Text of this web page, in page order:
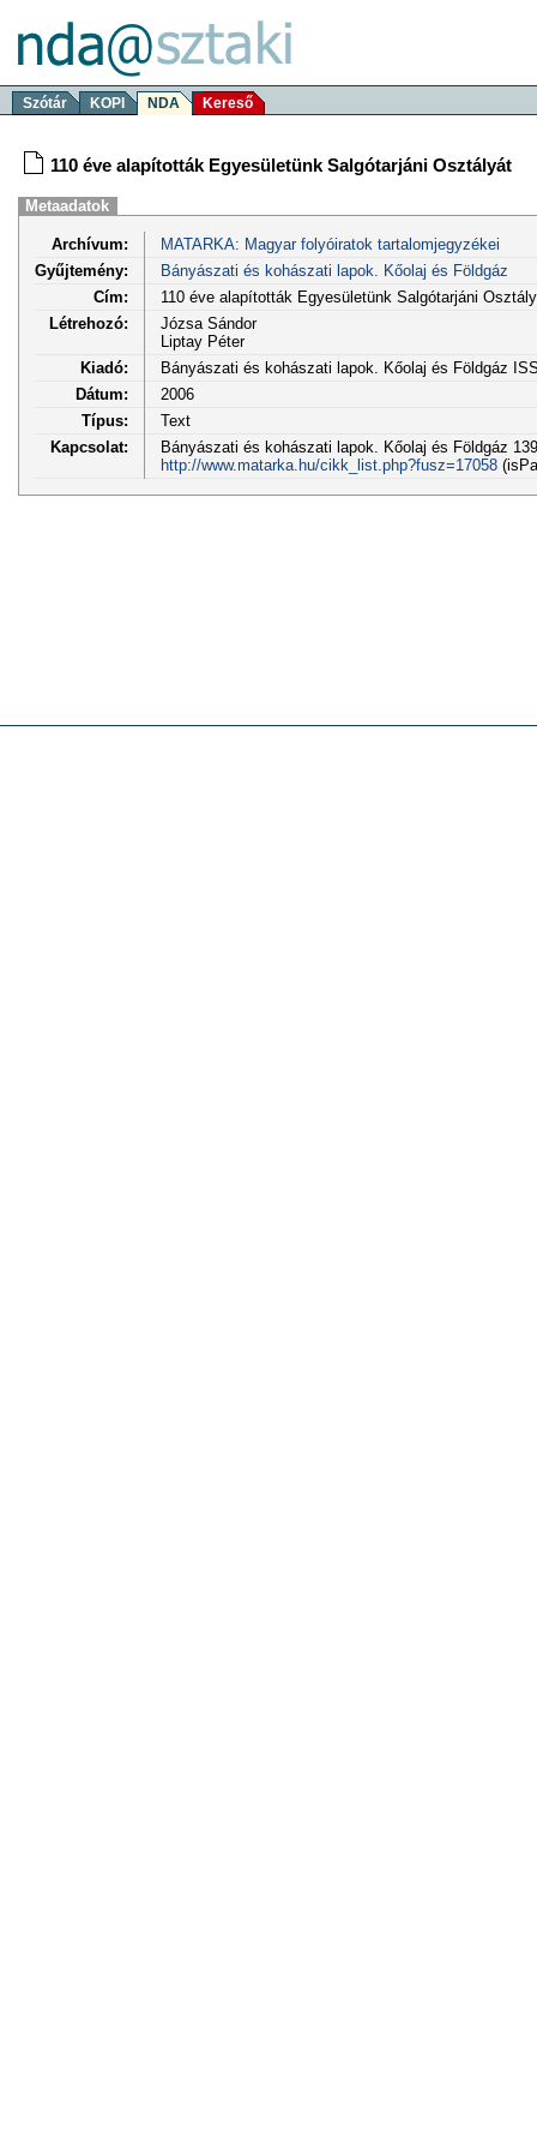
Szótár KOPI NDA Kereső
110 éve alapították Egyesületünk Salgótarjáni Osztályát
Metaadatok
Archívum:
MATARKA: Magyar folyóiratok tartalomjegyzékei
Gyűjtemény:
Bányászati és kohászati lapok. Kőolaj és Földgáz
Cím:
110 éve alapították Egyesületünk Salgótarjáni
Létrehozó:
Józsa Sándor
Liptay Péter
Kiadó:
Bányászati és kohászati lapok. Kőolaj és Földgáz
Dátum:
2006
Típus:
Text
Kapcsolat:
Bányászati és kohászati lapok. Kőolaj és Földgáz
http://www.matarka.hu/cikk_list.php?fusz=17058